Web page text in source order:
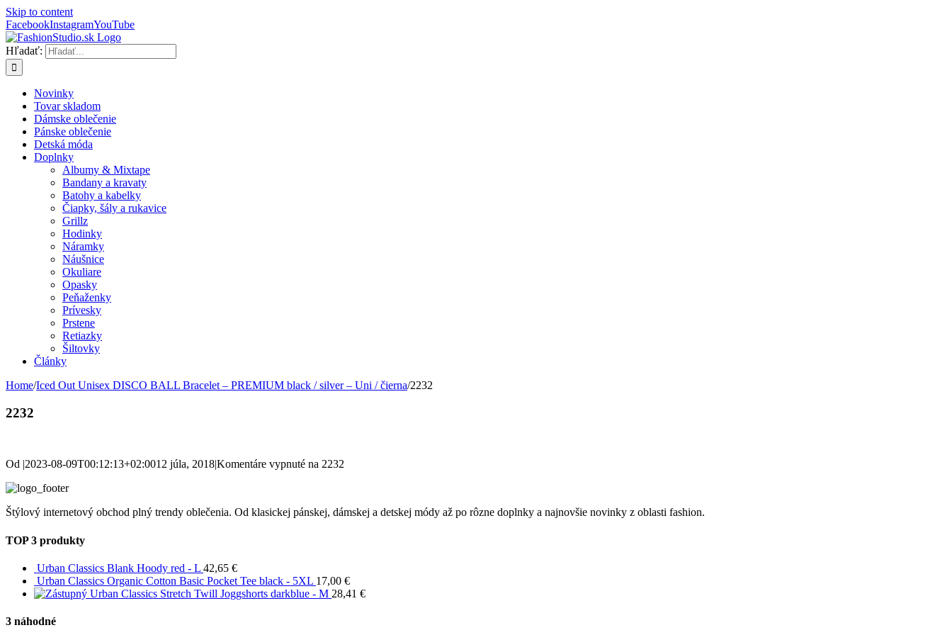
Skip to content
FacebookInstagramYouTube
Hľadať:
Novinky
Tovar skladom
Dámske oblečenie
Pánske oblečenie
Detská móda
Doplnky
Albumy & Mixtape
Bandany a kravaty
Batohy a kabelky
Čiapky, šály a rukavice
Grillz
Hodinky
Náramky
Náušnice
Okuliare
Opasky
Peňaženky
Prívesky
Prstene
Retiazky
Šiltovky
Články
Home/Iced Out Unisex DISCO BALL Bracelet – PREMIUM black / silver – Uni / čierna/2232
2232
Od |2023-08-09T00:12:13+02:0012 júla, 2018|Komentáre vypnuté na 2232
Štýlový internetový obchod plný trendy oblečenia. Od klasickej pánskej, dámskej a detskej módy až po rôzne doplnky a najnovšie novinky z oblasti fashion.
TOP 3 produkty
Urban Classics Blank Hoody red - L 42,65 €
Urban Classics Organic Cotton Basic Pocket Tee black - 5XL 17,00 €
Urban Classics Stretch Twill Joggshorts darkblue - M 28,41 €
3 náhodné